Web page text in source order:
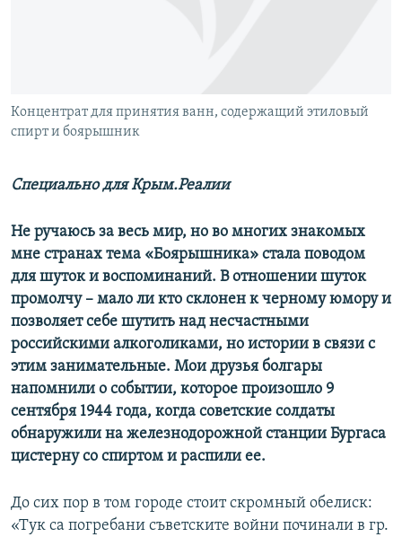
УКРАИНСКАЯ ПРОБЛЕМА КРЫМА
Все сайты RFE/RL
Концентрат для принятия ванн, содержащий этиловый
спирт и боярышник
Специально для Крым.Реалии
Не ручаюсь за весь мир, но во многих знакомых
мне странах тема «Боярышника» стала поводом
для шуток и воспоминаний. В отношении шуток
промолчу – мало ли кто склонен к черному юмору и
позволяет себе шутить над несчастными
российскими алкоголиками, но истории в связи с
этим занимательные. Мои друзья болгары
напомнили о событии, которое произошло 9
сентября 1944 года, когда советские солдаты
обнаружили на железнодорожной станции Бургаса
цистерну со спиртом и распили ее.
До сих пор в том городе стоит скромный обелиск:
«Тук са погребани съветските войни починали в гр.